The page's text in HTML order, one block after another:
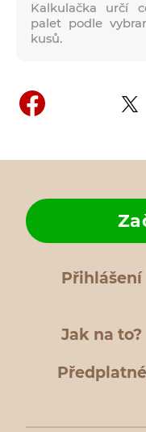
Kalkulačka určí
palet podle
kusů.
Přihlášení
Jak na to?
Předplatné